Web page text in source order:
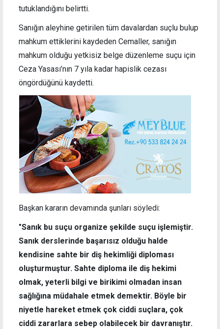
tutuklandığını belirtti.
Sanığın aleyhine getirilen tüm davalardan suçlu bulup
mahkum ettiklerini kaydeden Cemaller, sanığın
mahkum olduğu yetkisiz belge düzenleme suçu için
Ceza Yasası’nın 7 yıla kadar hapislik cezası
öngördüğünü kaydetti.
Başkan kararın devamında şunları söyledi:
"Sanık bu suçu organize şekilde suçu işlemiştir.
Sanık derslerinde başarısız olduğu halde
kendisine sahte bir diş hekimliği diploması
oluşturmuştur. Sahte diploma ile diş hekimi
olmak, yeterli bilgi ve birikimi olmadan insan
sağlığına müdahale etmek demektir. Böyle bir
niyetle hareket etmek çok ciddi suçlara, çok
ciddi zararlara sebep olabilecek bir davranıştır.